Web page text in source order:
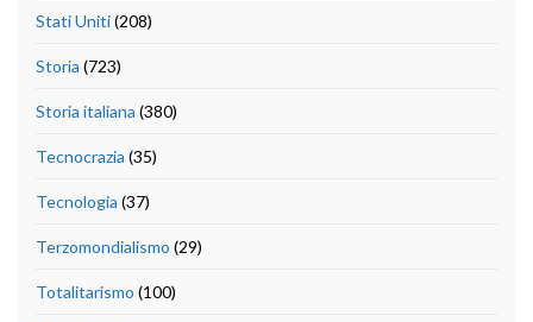
Stati Uniti(208)
Storia (723)
Storia italiana (380)
Tecnocrazia (35)
Tecnologia (37)
Terzomondialismo (29)
Totalitarismo (100)